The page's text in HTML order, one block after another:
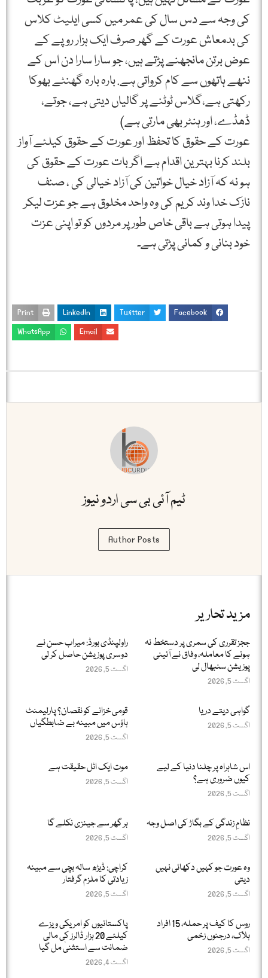
کی وجہ سے دس سال کی عمر میں کسی ایلیٹ کلاس
کی بدمعاش عورت کے گھر صرف ایک ہزار روپے کے
عوض برتن مانجھنے پڑتے ہیں، جو سارا سارا دن اس کے
ننھے ہاتھوں سے کام کرواتی ہے. بارہ بارہ گھنٹے بھوکا
رکھتی ہے،گلاس ٹوٹنے پر گالیاں دیتی ہے، جوتے،
ڈھڈے، اور ہنٹر بھی مارتی ہے)
عورت کے حقوق کا تحفظ اور عورت کے حقوق کیلئے آواز
بلند کرنا بہترین اقدام ہے اگر بات عورت کے حقوق کی
ہو نہ کہ آزاد خیال خواتین کی آزاد خیالی کی ، صنف
نازک خدا وند کریم کی وہ واحد مخلوق ہے جو عزت لیکر
پیدا ہوتی ہے باقی خاص طور پر مردوں کو تو اپنی عزت
خود بنانی و کمانی پڑتی ہے۔
Facebook
Twitter
LinkedIn
Print
Email
WhatsApp
ٹیم آئی بی سی اردو نیوز
Author Posts
مزید تحاریر
ججز تقرری کی سمری پر دستخط نہ
ہونے کا معاملہ، وفاق نے آئینی
پوزیشن سنبھال لی
اگست 5, 2026
راولپنڈی بورڈ: میراب حسن نے
دوسری پوزیشن حاصل کر لی
اگست 5, 2026
گواہی دیتے دریا
اگست 5, 2026
قومی خزانے کو نقصان؟ پارلیمنٹ
ہاؤس میں مبینہ بے ضابطگیاں
اگست 5, 2026
اس شاہراہ پر چلنا دنیا کے لیے
کیوں ضروری ہے؟
اگست 5, 2026
موت ایک اٹل حقیقت ہے
اگست 5, 2026
نظامِ زندگی کے بگاڑ کی اصل وجہ
اگست 5, 2026
ہر گھر سے جینزی نکلے گا
اگست 5, 2026
وہ عورت جو کہیں دکھائی نہیں
دیتی
اگست 5, 2026
کراچی: ڈیڑھ سالہ بچی سے مبینہ
زیادتی کا ملزم گرفتار
اگست 5, 2026
روس کا کیف پر حملہ، 15 افراد
ہلاک، درجنوں زخمی
اگست 5, 2026
پاکستانیوں کو امریکی ویزے
کیلئے 20 ہزار ڈالرز کی مالی
ضمانت سے استثنیٰ مل گیا
اگست 4, 2026